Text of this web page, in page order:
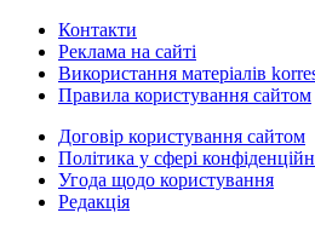
Контакти
Реклама на сайті
Використання матеріалів
Правила користування сайтом
Договір користування сайтом
Політика у сфері
Угода щодо користування
Редакція